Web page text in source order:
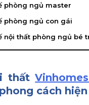
phòng ngủ master
phòng ngủ con gái
nội thất phòng ngủ bé
thất
cách hiện